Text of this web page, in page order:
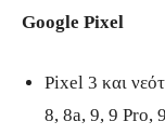
Google Pixel
Pixel 3 και
8, 8a, 9, 9 Pro,